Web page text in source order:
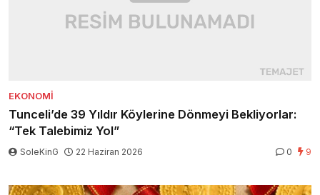
EKONOMI
Tunceli’de 39 Yıldır Köylerine Dönmeyi Bekliyorlar:
“Tek Talebimiz Yol”
SoleKinG 22 Haziran 2026 0 9